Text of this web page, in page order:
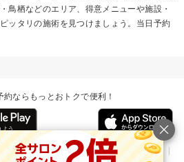
鳥栖などのエリア、得意メニューや施設・
ッタリの施術を見つけましょう。当日予約
約ならもっとおトクで便利！
ヘルプ リリース情報
利用規約